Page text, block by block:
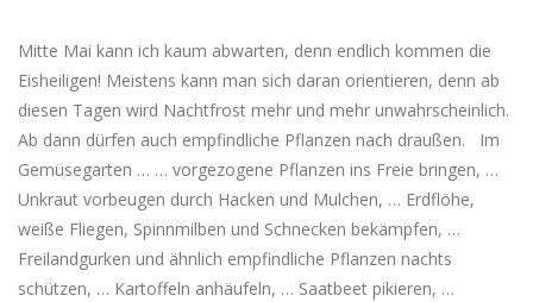
Mitte Mai kann ich kaum abwarten, denn endlich kommen die
Eisheiligen! Meistens kann man sich daran orientieren, denn ab
diesen Tagen wird Nachtfrost mehr und mehr unwahrscheinlich.
Ab dann dürfen auch empfindliche Pflanzen nach draußen. Im
Gemüsegarten … … vorgezogene Pflanzen ins Freie bringen, …
Unkraut vorbeugen durch Hacken und Mulchen, … Erdflöhe,
weiße Fliegen, Spinnmilben und Schnecken bekämpfen, …
Freilandgurken und ähnlich empfindliche Pflanzen nachts
schützen, … Kartoffeln anhäufeln, … Saatbeet pikieren, …